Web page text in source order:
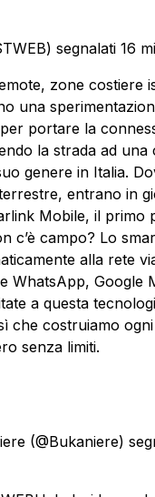
segnalati 16
zone costiere
una
portare la
la strada ad una
genere in Italia.
entrano in
Mobile, il primo
c’è campo? Lo
alla rete
WhatsApp, Google
a questa
che costruiamo
senza limiti.
(@Bukaniere)